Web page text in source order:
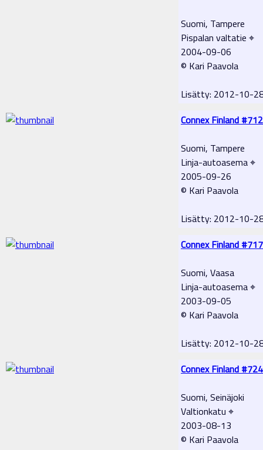
Suomi, Tampere
Pispalan valtatie ⌖
2004-09-06
© Kari Paavola
Lisätty: 2012-10-
Connex Finland #712
Suomi, Tampere
Linja-autoasema ⌖
2005-09-26
© Kari Paavola
Lisätty: 2012-10-
Connex Finland #717
Suomi, Vaasa
Linja-autoasema ⌖
2003-09-05
© Kari Paavola
Lisätty: 2012-10-
Connex Finland #724
Suomi, Seinäjoki
Valtionkatu ⌖
2003-08-13
© Kari Paavola